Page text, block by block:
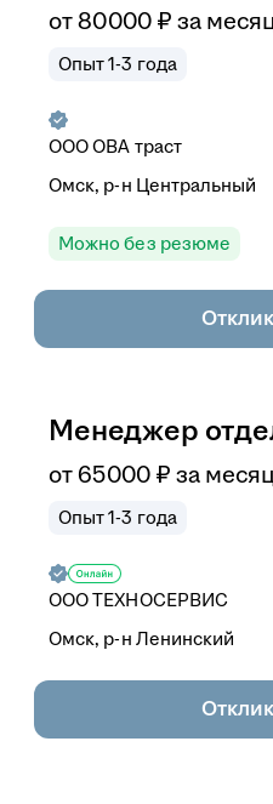
от80 000 ₽ за
Опыт 1-3 года
ООООВА траст
Омск, р-н Центральный
Можно без резюме
Менеджер
от65 000 ₽ за
Опыт 1-3 года
ОООТЕХНОСЕРВИС
Омск, р-н Ленинский